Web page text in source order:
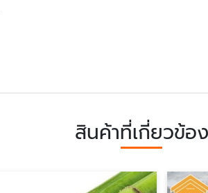
สินค้าที่เกี่ยวข้อง